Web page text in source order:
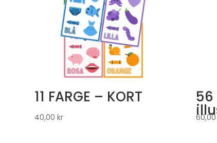
11 FARGE – KORT
40,00kr
56